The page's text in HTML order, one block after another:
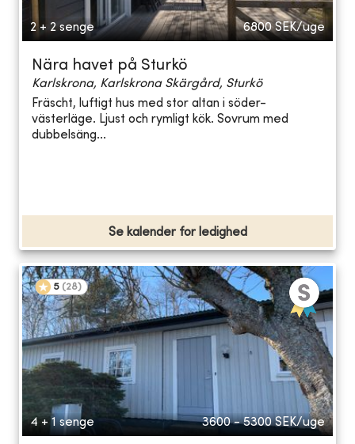
2 + 2 senge 6800 SEK/uge
Nära havet på Sturkö
Karlskrona, Karlskrona Skärgård, Sturkö
Fräscht, luftigt hus med stor altan i söder-
västerläge. Ljust och rymligt kök. Sovrum med
dubbelsäng...
Se kalender for ledighed
5 (28)
4 + 1 senge 3600 - 5300 SEK/uge